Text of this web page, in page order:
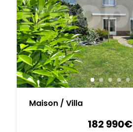
Maison / Villa
182 990€